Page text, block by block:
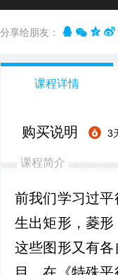
分享给朋友：
课程详情
购买说明 3
课程简介
前我们学习过
生出矩形，菱
这些图形又有